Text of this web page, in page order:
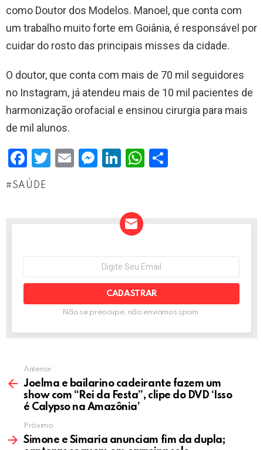
como Doutor dos Modelos. Manoel, que conta com
um trabalho muito forte em Goiânia, é responsável por
cuidar do rosto das principais misses da cidade.
O doutor, que conta com mais de 70 mil seguidores
no Instagram, já atendeu mais de 10 mil pacientes de
harmonização orofacial e ensinou cirurgia para mais
de mil alunos.
F
a
ce
o
k
T
E
M
er
Li
dI
n
W
p
p
SAÚDE
NEWSLETTER
mail:
Não se preocupe, não enviamos spam.
Anterior
Joelma e bailarino cadeirante fazem um
show com “Rei da Festa”, clipe do DVD ‘Isso
é Calypso na Amazônia’
Próximo
Simone e Simaria anunciam fim da dupla;